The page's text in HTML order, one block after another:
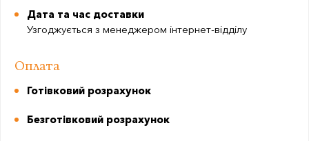
Дата та час доставки
Узгоджується з менеджером інтернет-відділу
Оплата
Готівковий розрахунок
Безготівковий розрахунок